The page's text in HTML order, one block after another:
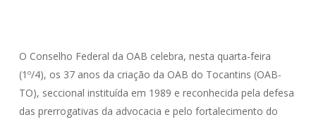
O Conselho Federal da OAB celebra, nesta quarta-feira
(1º/4), os 37 anos da criação da OAB do Tocantins (OAB-
TO), seccional instituída em 1989 e reconhecida pela defesa
das prerrogativas da advocacia e pelo fortalecimento do